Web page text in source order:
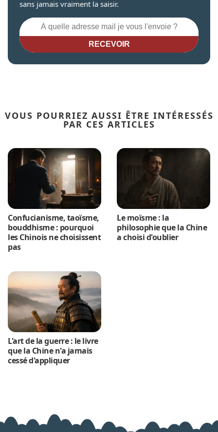
sans jamais vraiment la saisir.
RECEVOIR
VOUS POURRIEZ AUSSI ÊTRE INTÉRESSÉS
PAR CES ARTICLES
Confucianisme, taoïsme,
bouddhisme : pourquoi
les Chinois ne choisissent
pas
Le moïsme : la
philosophie que la Chine
a choisi d'oublier
L'art de la guerre : le livre
que la Chine n'a jamais
cessé d'appliquer